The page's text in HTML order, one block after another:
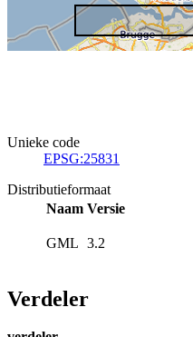
Unieke code
EPSG:25831
Distributieformaat
Naam Versie
GML 3.2
Verdeler